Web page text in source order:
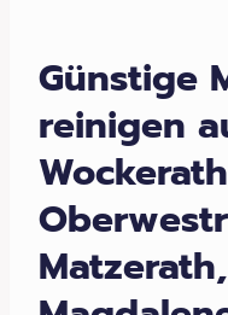
Günstige
reinigen
Matzerath,